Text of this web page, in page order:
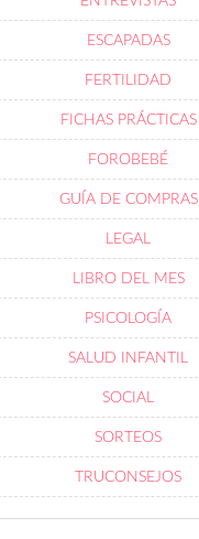
ESCAPADAS
FERTILIDAD
FICHAS PRÁCTICAS
FOROBEBÉ
GUÍA DE COMPRAS
LEGAL
LIBRO DEL MES
PSICOLOGÍA
SALUD INFANTIL
SOCIAL
SORTEOS
TRUCONSEJOS